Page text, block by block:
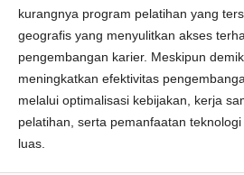
kurangnya program pelatihan yang
geografis yang menyulitkan akses
pengembangan karier. Meskipun
meningkatkan efektivitas
melalui optimalisasi kebijakan, kerja
pelatihan, serta pemanfaatan
luas.